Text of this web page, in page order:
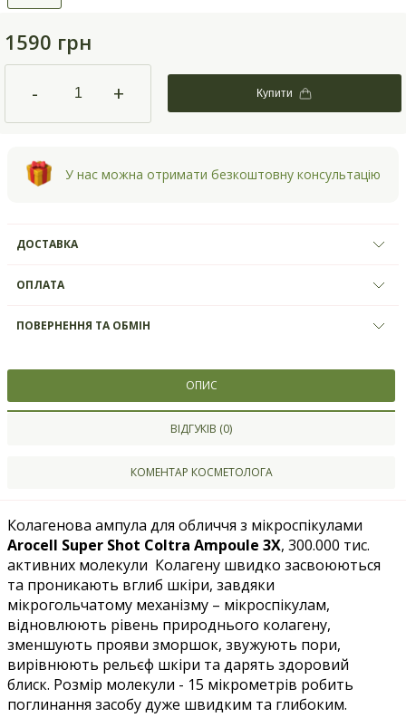
1590 грн
- + Купити
У нас можна отримати безкоштовну консультацію
ДОСТАВКА
ОПЛАТА
ПОВЕРНЕННЯ ТА ОБМІН
ОПИС
ВІДГУКІВ (0)
КОМЕНТАР КОСМЕТОЛОГА
Колагенова ампула для обличчя з мікроспікулами
Arocell Super Shot Coltra Ampoule 3X, 300.000 тис.
активних молекули Колагену швидко засвоюються
та проникають вглиб шкіри, завдяки
мікрогольчатому механізму – мікроспікулам,
відновлюють рівень природнього колагену,
зменшують прояви зморшок, звужують пори,
вирівнюють рельєф шкіри та дарять здоровий
блиск. Розмір молекули - 15 мікрометрів робить
поглинання засобу дуже швидким та глибоким.